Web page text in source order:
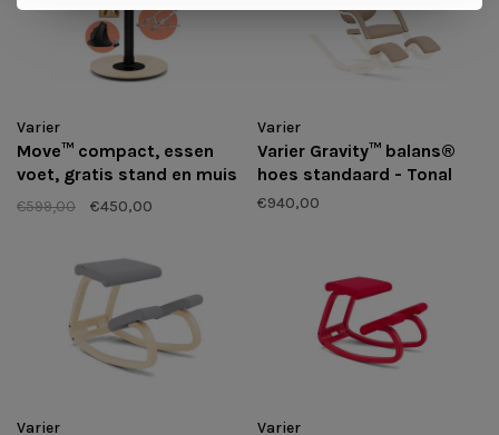
Varier
Move™ compact, essen
voet, gratis stand en muis
- vooraad uitverkoop
€599,00 €450,00
Varier
Varier Gravity™ balans®
hoes standaard - Tonal
€940,00
Varier Varier